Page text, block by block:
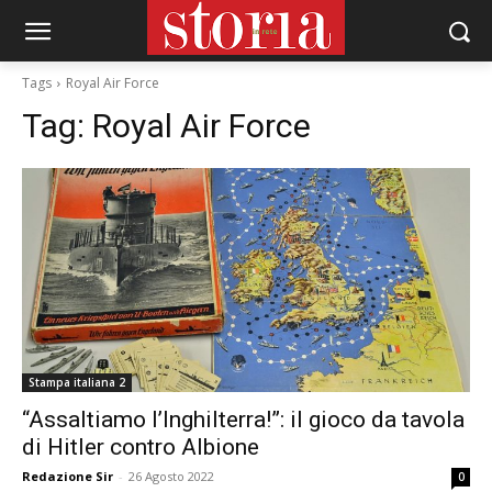
Tags Royal Air Force
Tag: Royal Air Force
Stampa italiana 2
“Assaltiamo l’Inghilterra!”: il gioco da tavola
di Hitler contro Albione
Redazione Sir - 26 Agosto 2022 0